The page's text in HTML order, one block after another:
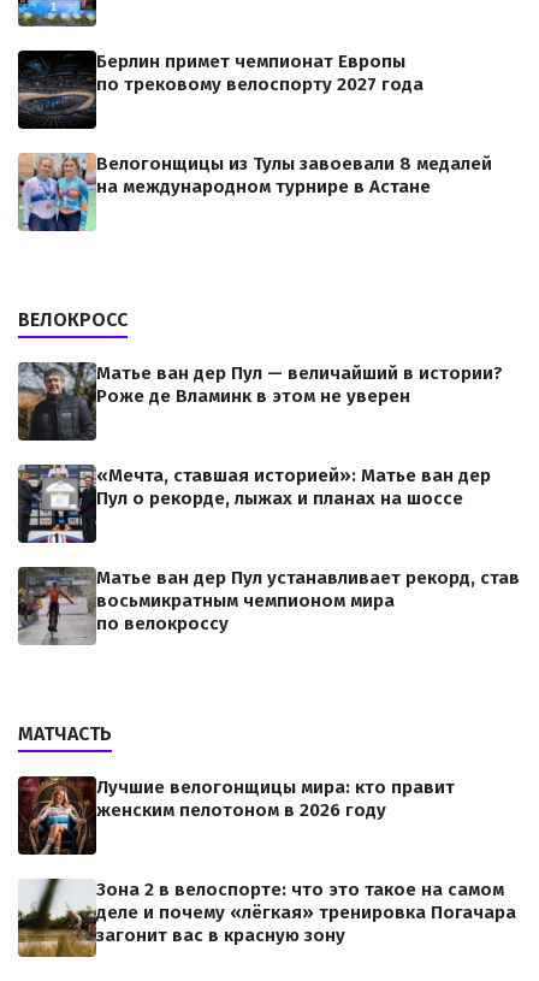
Берлин примет чемпионат Европы
по трековому велоспорту 2027 года
Велогонщицы из Тулы завоевали 8 медалей
на международном турнире в Астане
ВЕЛОКРОСС
Матье ван дер Пул — величайший в истории?
Роже де Вламинк в этом не уверен
«Мечта, ставшая историей»: Матье ван дер
Пул о рекорде, лыжах и планах на шоссе
Матье ван дер Пул устанавливает рекорд, став
восьмикратным чемпионом мира
по велокроссу
МАТЧАСТЬ
Лучшие велогонщицы мира: кто правит
женским пелотоном в 2026 году
Зона 2 в велоспорте: что это такое на самом
деле и почему «лёгкая» тренировка Погачара
загонит вас в красную зону